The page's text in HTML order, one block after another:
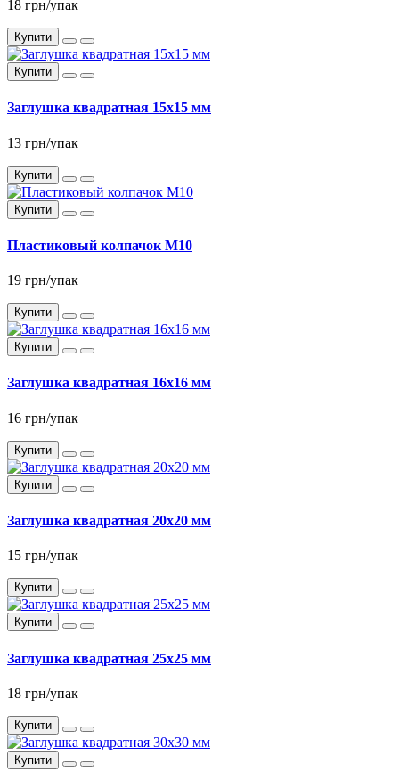
18 грн/упак
Купити
Купити
Заглушка квадратная 15x15 мм
13 грн/упак
Купити
Купити
Пластиковый колпачок М10
19 грн/упак
Купити
Купити
Заглушка квадратная 16x16 мм
16 грн/упак
Купити
Купити
Заглушка квадратная 20x20 мм
15 грн/упак
Купити
Купити
Заглушка квадратная 25x25 мм
18 грн/упак
Купити
Купити